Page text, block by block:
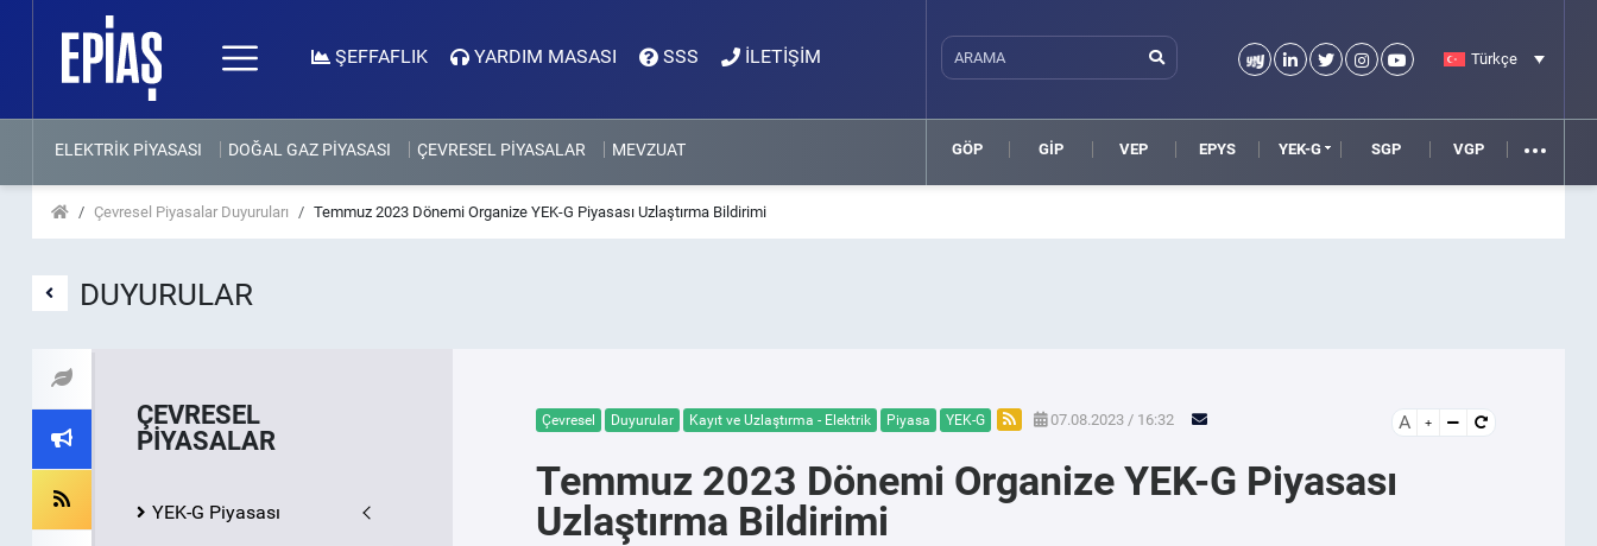
ŞEFFAFLIK YARDIM MASASI SSS İLETİŞİM Türkçe
ELEKTRİK PİYASASI DOĞAL GAZ PİYASASI ÇEVRESEL PİYASALAR MEVZUAT GÖP GİP VEP EPYS YEK-G SGP VGP
Çevresel Piyasalar Duyuruları Temmuz 2023 Dönemi Organize YEK-G Piyasası Uzlaştırma Bildirimi
DUYURULAR
ÇEVRESEL
PİYASALAR
YEK-G Piyasası
Çevresel Duyurular Kayıt ve Uzlaştırma - Elektrik Piyasa YEK-G 07.08.2023 / 16:32 A
Temmuz 2023 Dönemi Organize YEK-G Piyasası
Uzlaştırma Bildirimi